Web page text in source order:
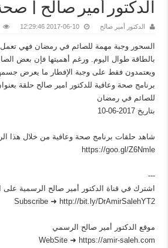
الدكتور أمير صالح |
الدكتور أمير صالح 2017-06-10 12:29:46
السحور وجبة مهمة للصائم في رمضان فهي
بالطاقة طوال اليوم. ورغم أهميتها فإن بعض
ويعتمدون فقط على وجبة الإفطار ما يعرض
برنامج صحة وعافية للدكتور امير صالح حلقة
للصائم في رمضان
بتاريخ 2017-06-10
شاهد حلقات برنامج صحة وعافية من خلال هذا
https://goo.gl/Z6Nmle
---
اشترك في قناة الدكتور أمير صالح الرسمية على
Subscribe ➜ http://bit.ly/DrAmirSalehYT2
موقع الدكتور أمير صالح الرسمي
WebSite ➜ https://amir-saleh.com